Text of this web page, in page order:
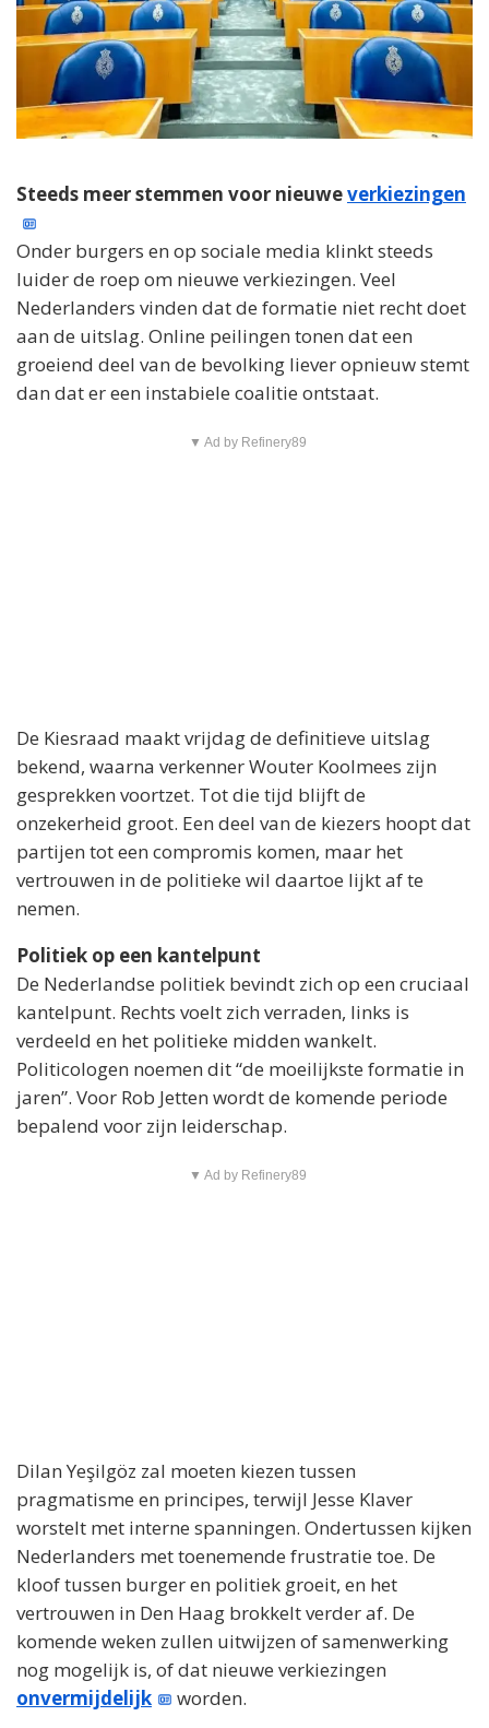
Steeds meer stemmen voor nieuweverkiezingen
Onder burgers en op sociale media klinkt steeds
luider de roep om nieuwe verkiezingen. Veel
Nederlanders vinden dat de formatie niet recht doet
aan de uitslag. Online peilingen tonen dat een
groeiend deel van de bevolking liever opnieuw stemt
dan dat er een instabiele coalitie ontstaat.
▼ Ad by Refinery89
De Kiesraad maakt vrijdag de definitieve uitslag
bekend, waarna verkenner Wouter Koolmees zijn
gesprekken voortzet. Tot die tijd blijft de
onzekerheid groot. Een deel van de kiezers hoopt dat
partijen tot een compromis komen, maar het
vertrouwen in de politieke wil daartoe lijkt af te
nemen.
Politiek op een kantelpunt
De Nederlandse politiek bevindt zich op een cruciaal
kantelpunt. Rechts voelt zich verraden, links is
verdeeld en het politieke midden wankelt.
Politicologen noemen dit “de moeilijkste formatie in
jaren”. Voor Rob Jetten wordt de komende periode
bepalend voor zijn leiderschap.
▼ Ad by Refinery89
Dilan Yeşilgöz zal moeten kiezen tussen
pragmatisme en principes, terwijl Jesse Klaver
worstelt met interne spanningen. Ondertussen kijken
Nederlanders met toenemende frustratie toe. De
kloof tussen burger en politiek groeit, en het
vertrouwen in Den Haag brokkelt verder af. De
komende weken zullen uitwijzen of samenwerking
nog mogelijk is, of dat nieuwe verkiezingen
onvermijdelijk
worden.